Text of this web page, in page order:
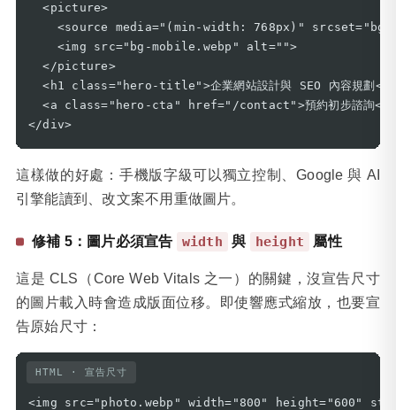
  <picture>
<source media="(min-width: 768px)"
    <img src="bg-mobile.webp" alt="">
  </picture>
<h1 class="hero-title">企業網站設計與 SEO 內容規劃</
<a class="hero-cta" href="/contact">預約初步諮詢</
</div>
這樣做的好處：手機版字級可以獨立控制、Google 與 AI
引擎能讀到、改文案不用重做圖片。
修補 5：圖片必須宣告 width 與 height 屬性
這是 CLS（Core Web Vitals 之一）的關鍵，沒宣告尺寸
的圖片載入時會造成版面位移。即使響應式縮放，也要宣
告原始尺寸：
HTML · 宣告尺寸
<img src="photo.webp" width="800" height="600"